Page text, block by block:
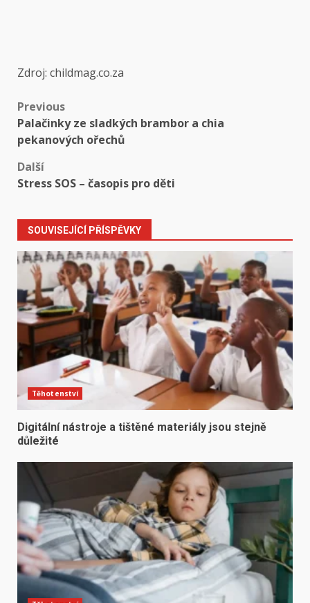
Zdroj: childmag.co.za
Post
navigation
Previous
Palačinky ze sladkých brambor a chia
pekanových ořechů
Další
Stress SOS – časopis pro děti
SOUVISEJÍCÍ PŘÍSPĚVKY
Těhotenství
Digitální nástroje a tištěné materiály jsou stejně
důležité